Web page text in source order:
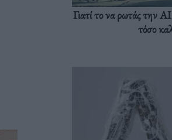
Γιατί το να ρωτάς την AI
τόσο